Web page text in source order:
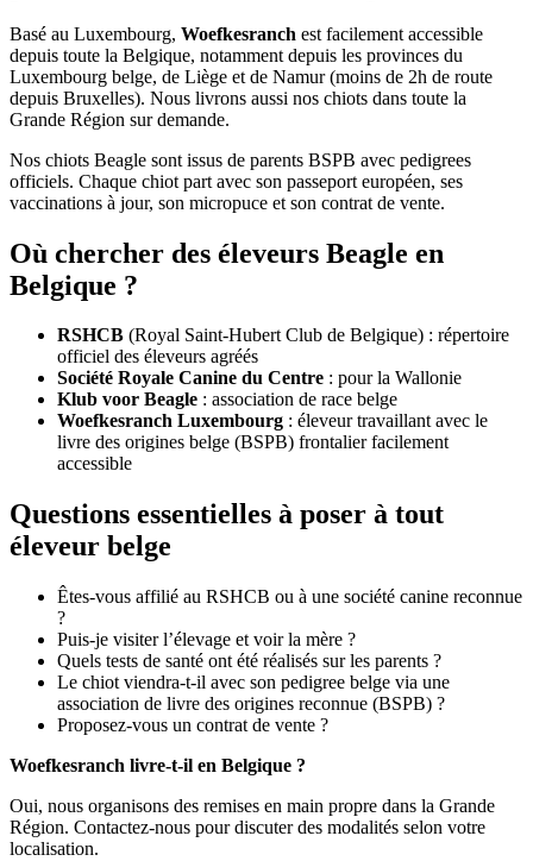
Basé au Luxembourg, Woefkesranch est facilement accessible
depuis toute la Belgique, notamment depuis les provinces du
Luxembourg belge, de Liège et de Namur (moins de 2h de route
depuis Bruxelles). Nous livrons aussi nos chiots dans toute la
Grande Région sur demande.
Nos chiots Beagle sont issus de parents BSPB avec pedigrees
officiels. Chaque chiot part avec son passeport européen, ses
vaccinations à jour, son micropuce et son contrat de vente.
Où chercher des éleveurs Beagle en
Belgique ?
RSHCB (Royal Saint-Hubert Club de Belgique) : répertoire
officiel des éleveurs agréés
Société Royale Canine du Centre : pour la Wallonie
Klub voor Beagle : association de race belge
Woefkesranch Luxembourg : éleveur travaillant avec le
livre des origines belge (BSPB) frontalier facilement
accessible
Questions essentielles à poser à tout
éleveur belge
Êtes-vous affilié au RSHCB ou à une société canine reconnue
?
Puis-je visiter l’élevage et voir la mère ?
Quels tests de santé ont été réalisés sur les parents ?
Le chiot viendra-t-il avec son pedigree belge via une
association de livre des origines reconnue (BSPB) ?
Proposez-vous un contrat de vente ?
Woefkesranch livre-t-il en Belgique ?
Oui, nous organisons des remises en main propre dans la Grande
Région. Contactez-nous pour discuter des modalités selon votre
localisation.